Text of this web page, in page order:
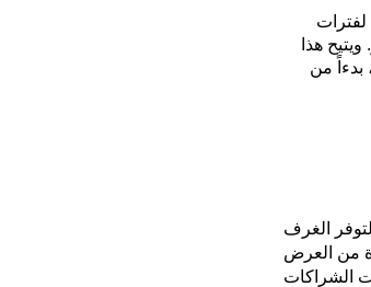
هذا
من
الغرف
من العرض
الشراكات